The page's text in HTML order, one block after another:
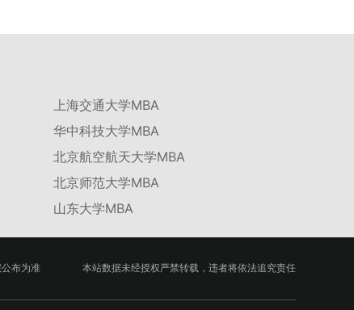
上海交通大学MBA
华中科技大学MBA
北京航空航天大学MBA
北京师范大学MBA
山东大学MBA
布为准 本站数据未经授权严禁转载，违者将依法追究责任